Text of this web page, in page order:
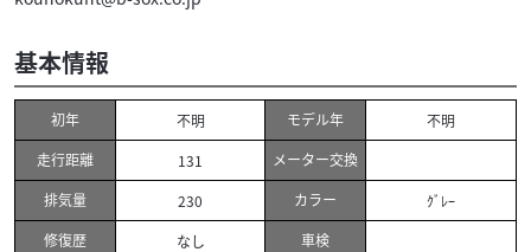
基本情報
初年 不明 モデル年
不明
走行距離
131
メーター交換
排気量
230 カラー
ｸﾞﾚｰ
修復歴
なし
車検